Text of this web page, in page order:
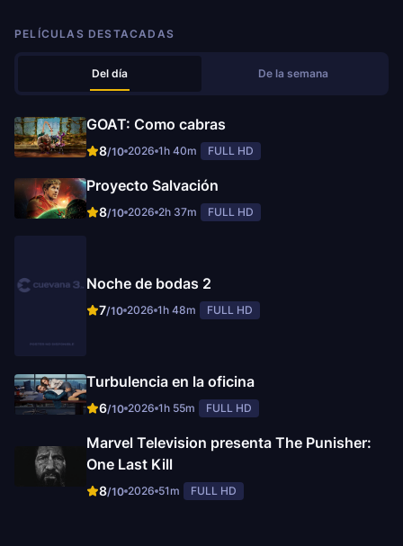
PELÍCULAS DESTACADAS
Del día De la semana
GOAT: Como cabras
8/10 2026 1h 40m FULL HD
Proyecto Salvación
8/10 2026 2h 37m FULL HD
Noche de bodas 2
7/10 2026 1h 48m FULL HD
Turbulencia en la oficina
6/10 2026 1h 55m FULL HD
Marvel Television presenta The Punisher:
One Last Kill
8/10 2026 51m FULL HD